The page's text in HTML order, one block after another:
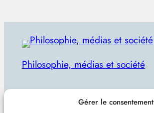
Gérer le consentement
Philosophie, médias et société